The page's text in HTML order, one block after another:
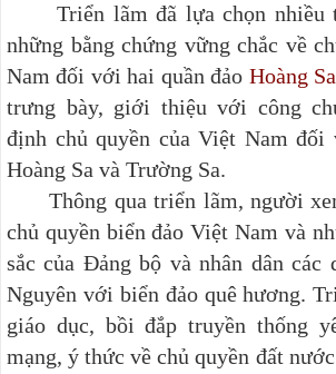
Triển lãm đã lựa chọn nhiều
những bằng chứng vững chắc về
Nam đối với hai quần đảo Hoàng Sa
trưng bày, giới thiệu với công
định chủ quyền của Việt Nam đối
Hoàng Sa và Trường Sa.
Thông qua triển lãm, người
chủ quyền biển đảo Việt Nam và
sắc của Đảng bộ và nhân dân các
Nguyên với biển đảo quê hương.
giáo dục, bồi đắp truyền thống
mạng, ý thức về chủ quyền đất